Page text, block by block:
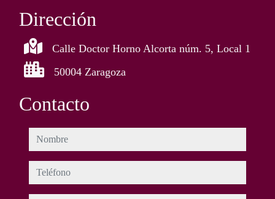
Dirección
Calle Doctor Horno Alcorta núm. 5, Local 1
50004 Zaragoza
Contacto
nombre
teléfono